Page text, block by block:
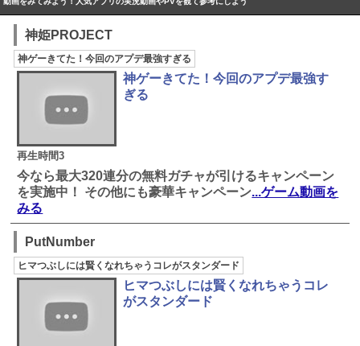
神姫PROJECT
神ゲーきてた！今回のアプデ最強すぎる
再生時間3
神ゲーきてた！今回のアプデ最強す
ぎる
今なら最大320連分の無料ガチャが引けるキャンペーン
を実施中！ その他にも豪華キャンペーン...ゲーム動画を
みる
PutNumber
ヒマつぶしには賢くなれちゃうコレがスタンダード
ヒマつぶしには賢くなれちゃうコレ
がスタンダード